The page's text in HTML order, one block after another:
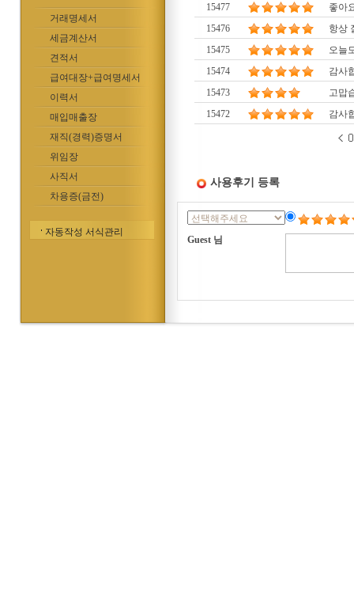
거래명세서
세금계산서
견적서
급여대장+급여명세서
이력서
매입매출장
재직(경력)증명서
위임장
사직서
차용증(금전)
자동작성 서식관리
15477
좋아
15476
항상
15475
오늘
15474
감사
15473
고맙
15472
감사
사용후기 등록
Guest 님